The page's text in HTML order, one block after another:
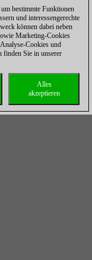
bestimmte Funktionen
und interessengerechte
können dabei neben
Marketing-Cookies
Cookies und
finden Sie in unserer
Alles
akzeptieren